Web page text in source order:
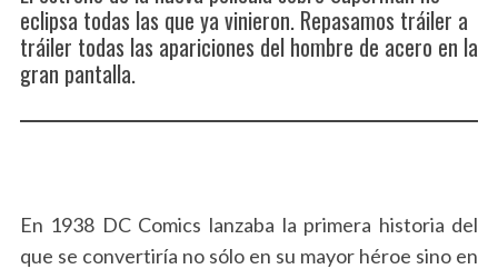
eclipsa todas las que ya vinieron. Repasamos tráiler a
tráiler todas las apariciones del hombre de acero en la
gran pantalla.
En 1938 DC Comics lanzaba la primera historia del
que se convertiría no sólo en su mayor héroe sino en